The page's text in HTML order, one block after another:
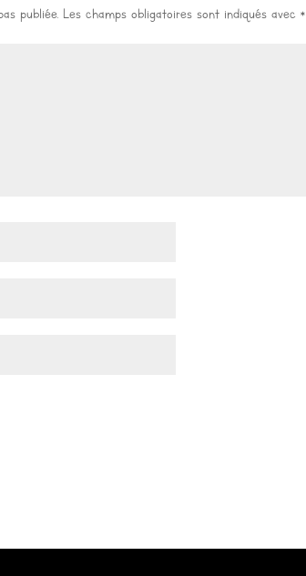
publiée. Les champs obligatoires sont indiqués avec*